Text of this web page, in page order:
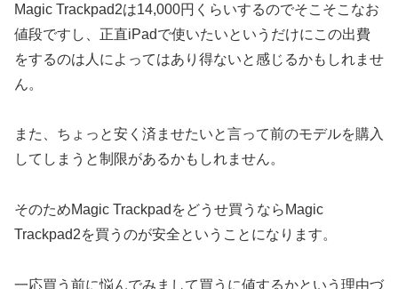
Magic Trackpad2は14,000円くらいするのでそこそこなお
値段ですし、正直iPadで使いたいというだけにこの出費
をするのは人によってはあり得ないと感じるかもしれませ
ん。
また、ちょっと安く済ませたいと言って前のモデルを購入
してしまうと制限があるかもしれません。
そのためMagic Trackpadをどうせ買うならMagic
Trackpad2を買うのが安全ということになります。
一応買う前に悩んでみまして買うに値するかという理由づ